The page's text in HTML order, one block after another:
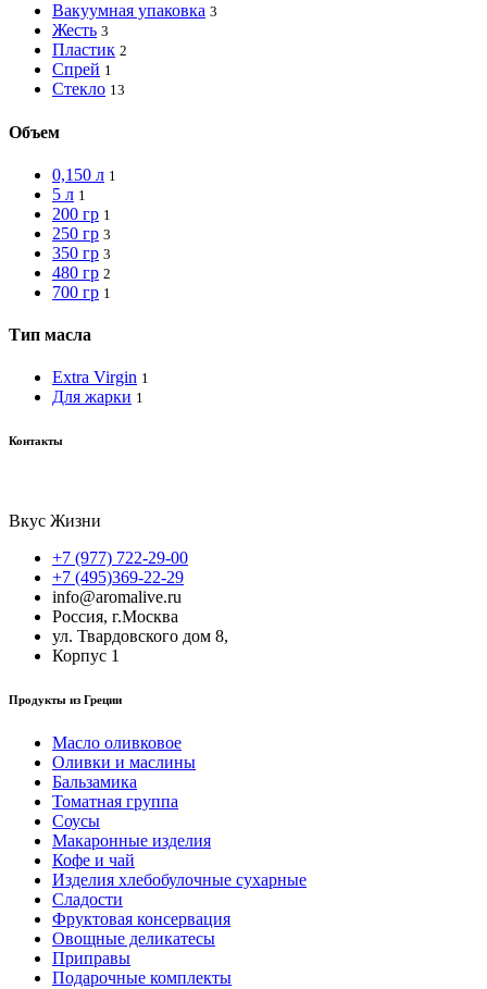
Вакуумная упаковка 3
Жесть 3
Пластик 2
Спрей 1
Стекло 13
Объем
0,150 л 1
5 л 1
200 гр 1
250 гр 3
350 гр 3
480 гр 2
700 гр 1
Тип масла
Extra Virgin 1
Для жарки 1
Контакты
Вкус Жизни
+7 (977) 722-29-00
+7 (495)369-22-29
info@aromalive.ru
Россия, г.Москва
ул. Твардовского дом 8,
Корпус 1
Продукты из Греции
Масло оливковое
Оливки и маслины
Бальзамика
Томатная группа
Соусы
Макаронные изделия
Кофе и чай
Изделия хлебобулочные сухарные
Сладости
Фруктовая консервация
Овощные деликатесы
Приправы
Подарочные комплекты